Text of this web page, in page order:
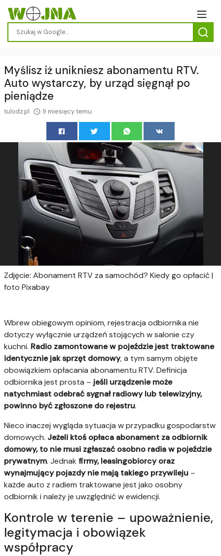
Myślisz iż unikniesz abonamentu RTV.
Auto wystarczy, by urząd sięgnął po
pieniądze
tulodz.pl 9 miesięcy temu
Zdjęcie: Abonament RTV za samochód? Kiedy go opłacić |
foto Pixabay
Wbrew obiegowym opiniom, rejestracja odbiornika nie
dotyczy wyłącznie urządzeń stojących w salonie czy
kuchni. Radio zamontowane w pojeździe jest traktowane
identycznie jak sprzęt domowy, a tym samym objęte
obowiązkiem opłacania abonamentu RTV. Definicja
odbiornika jest prosta – jeśli urządzenie może
natychmiast odebrać sygnał radiowy lub telewizyjny,
powinno być zgłoszone do rejestru.
Nieco inaczej wygląda sytuacja w przypadku gospodarstw
domowych. Jeżeli ktoś opłaca abonament za odbiornik
domowy, to nie musi zgłaszać osobno radia w pojeździe
prywatnym. Jednak firmy, leasingobiorcy oraz
wynajmujący pojazdy nie mają takiego przywileju –
każde auto z radiem traktowane jest jako osobny
odbiornik i należy je uwzględnić w ewidencji.
Kontrole w terenie – upoważnienie,
legitymacja i obowiązek
współpracy